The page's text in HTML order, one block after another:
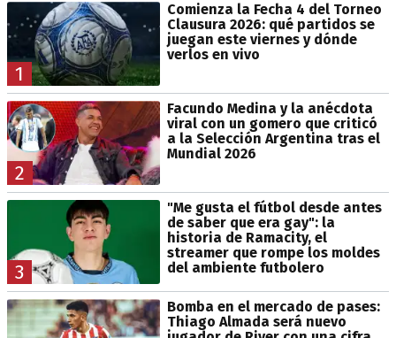
1
Comienza la Fecha 4 del Torneo
Clausura 2026: qué partidos se
juegan este viernes y dónde
verlos en vivo
2
Facundo Medina y la anécdota
viral con un gomero que criticó
a la Selección Argentina tras el
Mundial 2026
3
"Me gusta el fútbol desde antes
de saber que era gay": la
historia de Ramacity, el
streamer que rompe los moldes
del ambiente futbolero
Bomba en el mercado de pases:
Thiago Almada será nuevo